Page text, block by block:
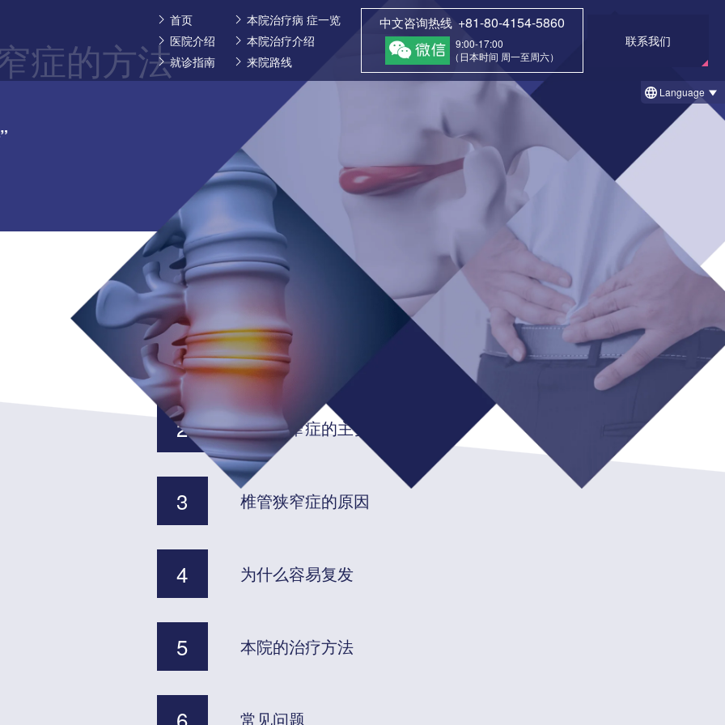
首页
医院介绍
就诊指南
本院治疗病 症一览
本院治疗介绍
来院路线
中文咨询热线 +81-80-4154-5860
9:00-17:00
（日本时间 周一至周六）
联系我们
Language
症的方法
1 什么是椎管狭窄症
2 椎管狭窄症的主要症状
3 椎管狭窄症的原因
4 为什么容易复发
5 本院的治疗方法
常见问题